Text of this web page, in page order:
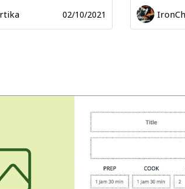
02/10/2021